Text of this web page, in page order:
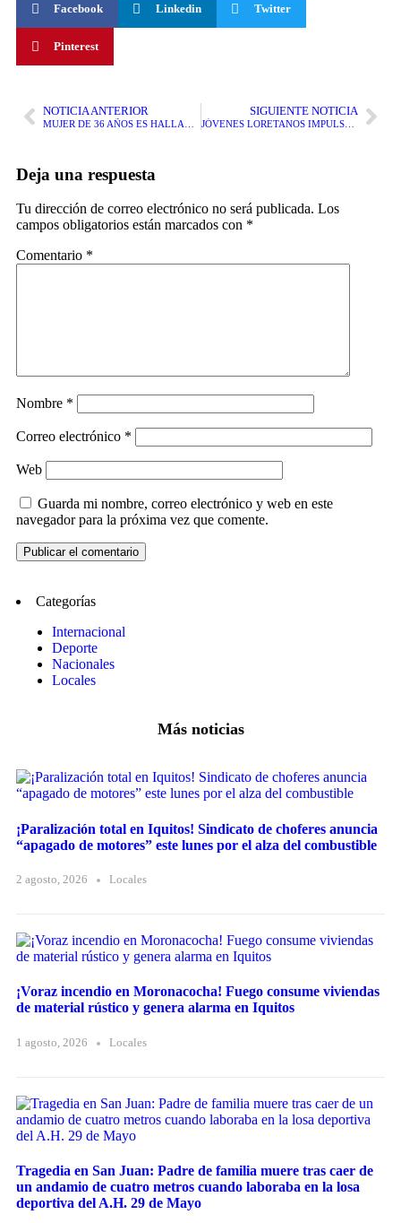
Facebook Linkedin Twitter
Pinterest
NOTICIA ANTERIOR SIGUIENTE NOTICIA
JÓVENES LORETANOS IMPULSAN SIEMBRA DE ÁRBOLES Y PLANTAS EN LAS CALLES DE IQUITOS
Deja una respuesta
Tu dirección de correo electrónico no será publicada. Los
campos obligatorios están marcados con *
Comentario *
Nombre *
Correo electrónico *
Web
Guarda mi nombre, correo electrónico y web en este
navegador para la próxima vez que comente.
Categorías
Internacional
Deporte
Nacionales
Locales
Más noticias
¡Paralización total en Iquitos! Sindicato de choferes anuncia
“apagado de motores” este lunes por el alza del combustible
2 agosto, 2026 Locales
¡Voraz incendio en Moronacocha! Fuego consume viviendas
de material rústico y genera alarma en Iquitos
1 agosto, 2026 Locales
Tragedia en San Juan: Padre de familia muere tras caer de
un andamio de cuatro metros cuando laboraba en la losa
deportiva del A.H. 29 de Mayo